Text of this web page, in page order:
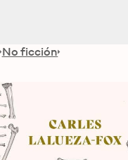
No ficción